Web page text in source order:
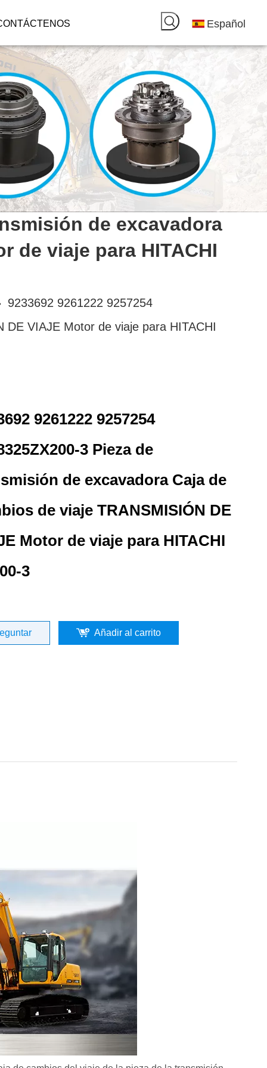
Español
de excavadora
de viaje para HITACHI
9233692 9261222 9257254
VIAJE Motor de viaje para HITACHI
9261222 9257254
3 Pieza de
de excavadora Caja de
de viaje TRANSMISIÓN DE
Motor de viaje para HITACHI
3
Añadir al carrito